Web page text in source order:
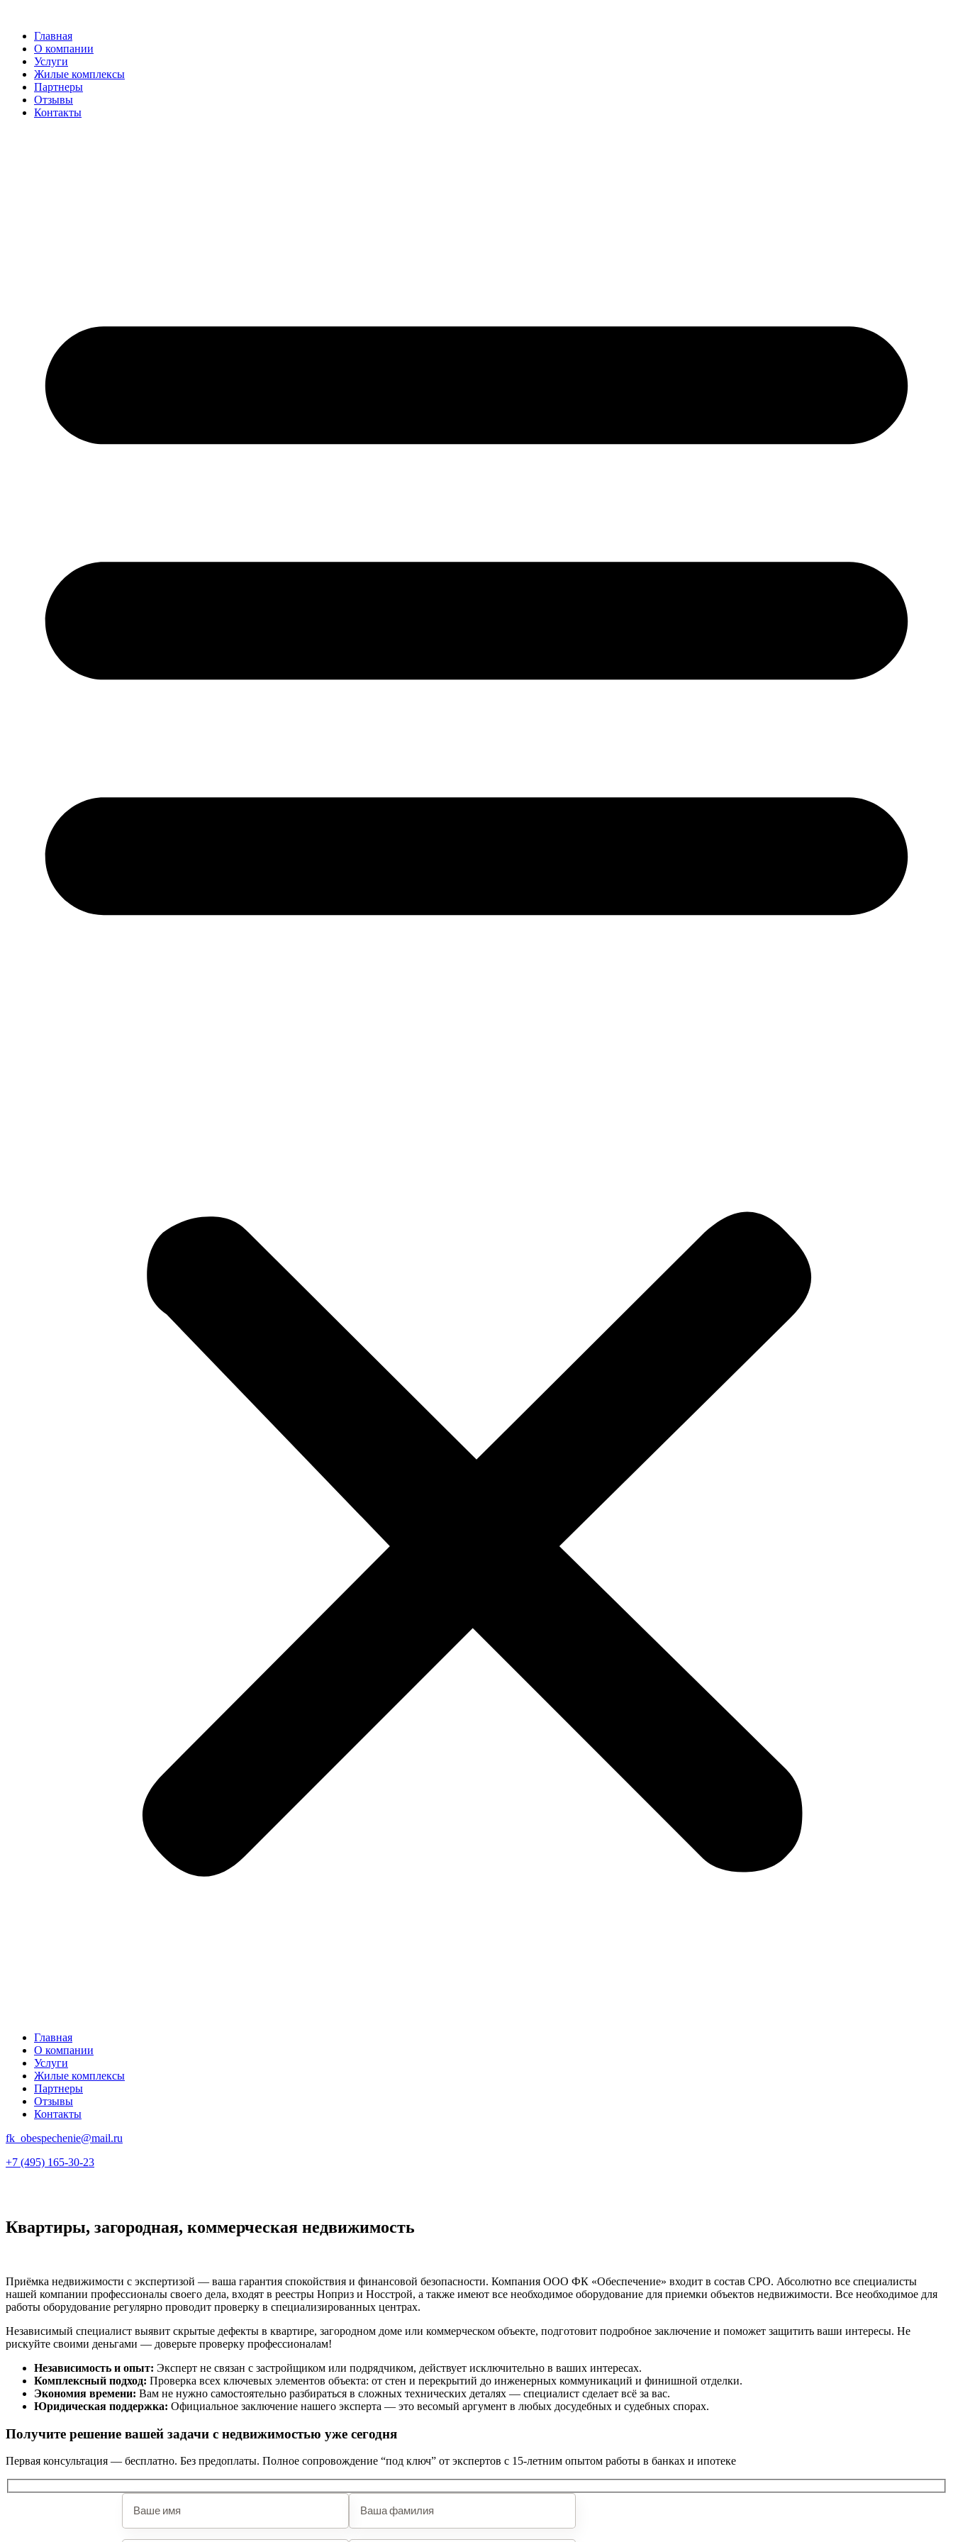
содержимому
Главная
О компании
Услуги
Жилые комплексы
Партнеры
Отзывы
Контакты
Главная
О компании
Услуги
Жилые комплексы
Партнеры
Отзывы
Контакты
fk_obespechenie@mail.ru
+7 (495) 165-30-23
Квартиры, загородная, коммерческая недвижимость
Приёмка недвижимости с экспертизой — ваша гарантия спокойствия и финансовой безопасности. Компания ООО ФК «Обеспечение» входит в состав СРО. Абсолютно все специалисты
нашей компании профессионалы своего дела, входят в реестры Ноприз и Носстрой, а также имеют все необходимое оборудование для приемки объектов недвижимости. Все необходимое для
работы оборудование регулярно проводит проверку в специализированных центрах.
Независимый специалист выявит скрытые дефекты в квартире, загородном доме или коммерческом объекте, подготовит подробное заключение и поможет защитить ваши интересы. Не
рискуйте своими деньгами — доверьте проверку профессионалам!
Независимость и опыт: Эксперт не связан с застройщиком или подрядчиком, действует исключительно в ваших интересах.
Комплексный подход: Проверка всех ключевых элементов объекта: от стен и перекрытий до инженерных коммуникаций и финишной отделки.
Экономия времени: Вам не нужно самостоятельно разбираться в сложных технических деталях — специалист сделает всё за вас.
Юридическая поддержка: Официальное заключение нашего эксперта — это весомый аргумент в любых досудебных и судебных спорах.
Получите решение вашей задачи с недвижимостью уже сегодня
Первая консультация — бесплатно. Без предоплаты. Полное сопровождение “под ключ” от экспертов с 15-летним опытом работы в банках и ипотеке